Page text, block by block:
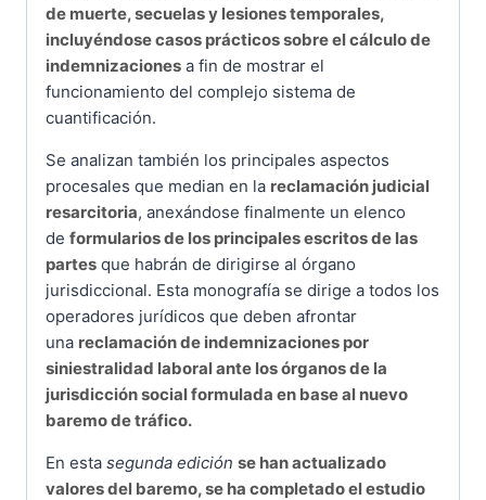
de muerte, secuelas y lesiones temporales,
incluyéndose casos prácticos sobre el cálculo de
indemnizaciones a fin de mostrar el
funcionamiento del complejo sistema de
cuantificación.
Se analizan también los principales aspectos
procesales que median en la reclamación judicial
resarcitoria, anexándose finalmente un elenco
de formularios de los principales escritos de las
partes que habrán de dirigirse al órgano
jurisdiccional. Esta monografía se dirige a todos los
operadores jurídicos que deben afrontar
una reclamación de indemnizaciones por
siniestralidad laboral ante los órganos de la
jurisdicción social formulada en base al nuevo
baremo de tráfico.
En esta segunda edición se han actualizado
valores del baremo, se ha completado el estudio